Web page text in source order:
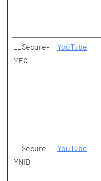
__Secure-
YEC
YouTube
__Secure-
YNID
YouTube